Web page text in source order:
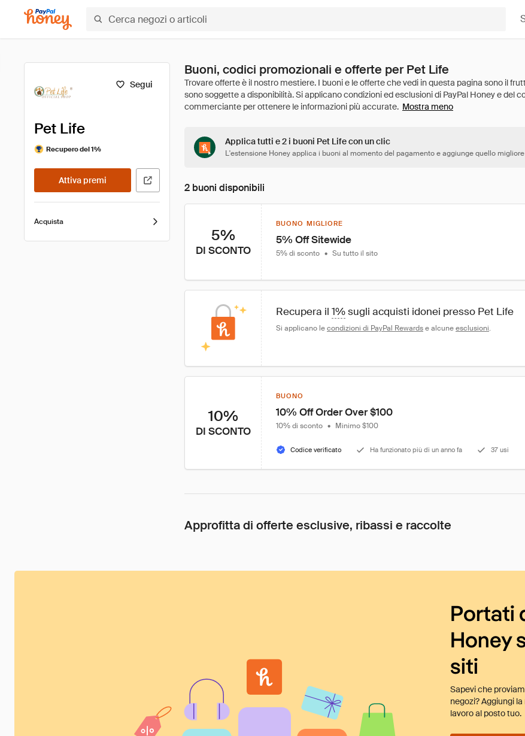
Segui
Pet Life
Recupero del 1%
Attiva premi
Acquista
Buoni, codici promozionali e offerte per Pet Life
Mostra meno
Applica tutti e 2 i buoni Pet Life con un clic
L'estensione Honey applica i buoni al momento del pagamento e aggiunge quello
2 buoni disponibili
5%
DI SCONTO
BUONO MIGLIORE
5% Off Sitewide
5% di sconto • Su tutto il sito
Recupera il 1% sugli acquisti idonei presso Pet Life
Si applicano le condizioni di PayPal Rewards e alcune esclusioni.
10%
DI SCONTO
BUONO
10% Off Order Over $100
10% di sconto • Minimo $100
Codice verificato Ha funzionato più di un anno fa 37 usi
Approfitta di offerte esclusive, ribassi e raccolte
Portati
Honey
siti
Sapevi che
negozi? Aggiungi
lavoro al posto tuo.